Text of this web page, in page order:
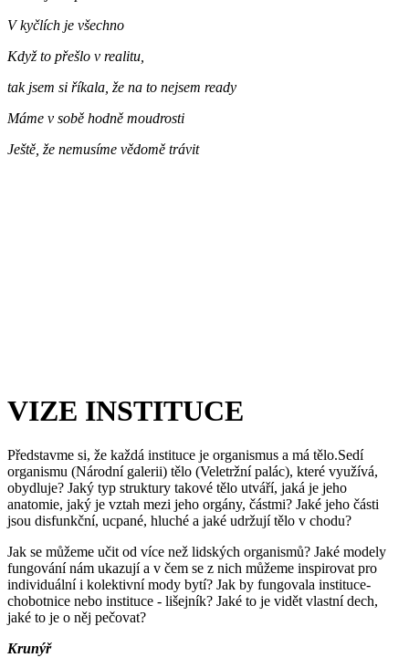
V kyčlích je všechno
Když to přešlo v realitu,
tak jsem si říkala, že na to nejsem ready
Máme v sobě hodně moudrosti
Ještě, že nemusíme vědomě trávit
VIZE INSTITUCE
Představme si, že každá instituce je organismus a má tělo.Sedí
organismu (Národní galerii) tělo (Veletržní palác), které využívá,
obydluje? Jaký typ struktury takové tělo utváří, jaká je jeho
anatomie, jaký je vztah mezi jeho orgány, částmi? Jaké jeho části
jsou disfunkční, ucpané, hluché a jaké udržují tělo v chodu?
Jak se můžeme učit od více než lidských organismů? Jaké modely
fungování nám ukazují a v čem se z nich můžeme inspirovat pro
individuální i kolektivní mody bytí? Jak by fungovala instituce-
chobotnice nebo instituce - lišejník? Jaké to je vidět vlastní dech,
jaké to je o něj pečovat?
Krunýř